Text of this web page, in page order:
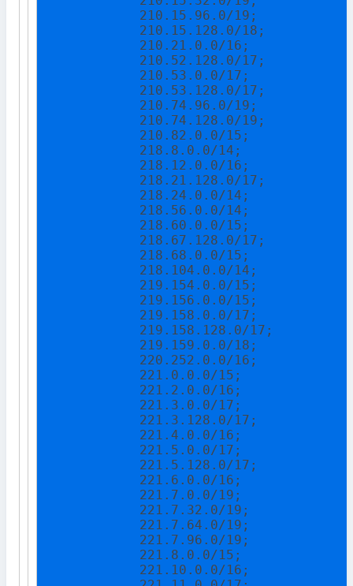
            210.15.96.0/19;
            210.15.128.0/18;
            210.21.0.0/16;
            210.52.128.0/17;
            210.53.0.0/17;
            210.53.128.0/17;
            210.74.96.0/19;
            210.74.128.0/19;
            210.82.0.0/15;
            218.8.0.0/14;
            218.12.0.0/16;
            218.21.128.0/17;
            218.24.0.0/14;
            218.56.0.0/14;
            218.60.0.0/15;
            218.67.128.0/17;
            218.68.0.0/15;
            218.104.0.0/14;
            219.154.0.0/15;
            219.156.0.0/15;
            219.158.0.0/17;
            219.158.128.0/17;
            219.159.0.0/18;
            220.252.0.0/16;
            221.0.0.0/15;
            221.2.0.0/16;
            221.3.0.0/17;
            221.3.128.0/17;
            221.4.0.0/16;
            221.5.0.0/17;
            221.5.128.0/17;
            221.6.0.0/16;
            221.7.0.0/19;
            221.7.32.0/19;
            221.7.64.0/19;
            221.7.96.0/19;
            221.8.0.0/15;
            221.10.0.0/16;